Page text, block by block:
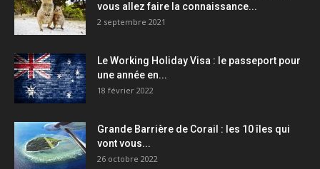
vous allez faire la connaissance...
2 septembre 2021
Le Working Holiday Visa : le passeport pour
une année en...
18 février 2022
Grande Barrière de Corail : les 10 îles qui
vont vous...
26 octobre 2022